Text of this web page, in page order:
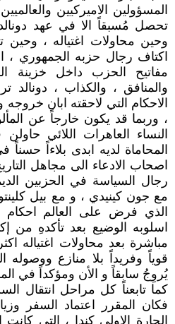
المسؤولين الاميركيين
تحصل مُسبقاً الا في عهد
وحين محاولات اغتياله ،
اكتاف رجال حزبه الجمهوري ،
مفاتيح الحزب داخل خزينة
والمنافق ، والكذاب ،
الاحكام التي لاحقته ابان
، وربما قد يكون خارجاً عن
النساء العاهرات اللائي
المحاماة لديه ابدى بلاءاً
اصحاب الادعاء الى مجاهل
رجال السياسة في الحزبين
مع جون كينيدي ، و مع بيل
الذي فرض على العالم
اسلوبه الوضيع بعد تأكدهِ من
مباشرة بعد محاولات اغتياله
قوياً وفريداً بلا منازع ووصوله
يُروِجُ سابقاً و الأن ومؤكداً في
كما تابعناً كل مراحل انتقال
فكان المقرر اعتماد السفر
الجارة الاولى كندا ، التي